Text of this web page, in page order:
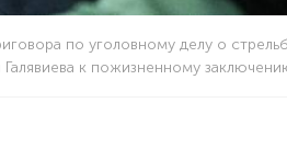
по уголовному делу о
к пожизненному